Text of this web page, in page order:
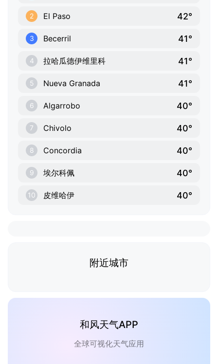
2 El Paso 42°
3 Becerril 41°
4 拉哈瓜德伊维里科 41°
5 Nueva Granada 41°
6 Algarrobo 40°
7 Chivolo 40°
8 Concordia 40°
9 埃尔科佩 40°
10 皮维哈伊 40°
附近城市
和风天气APP
全球可视化天气应用